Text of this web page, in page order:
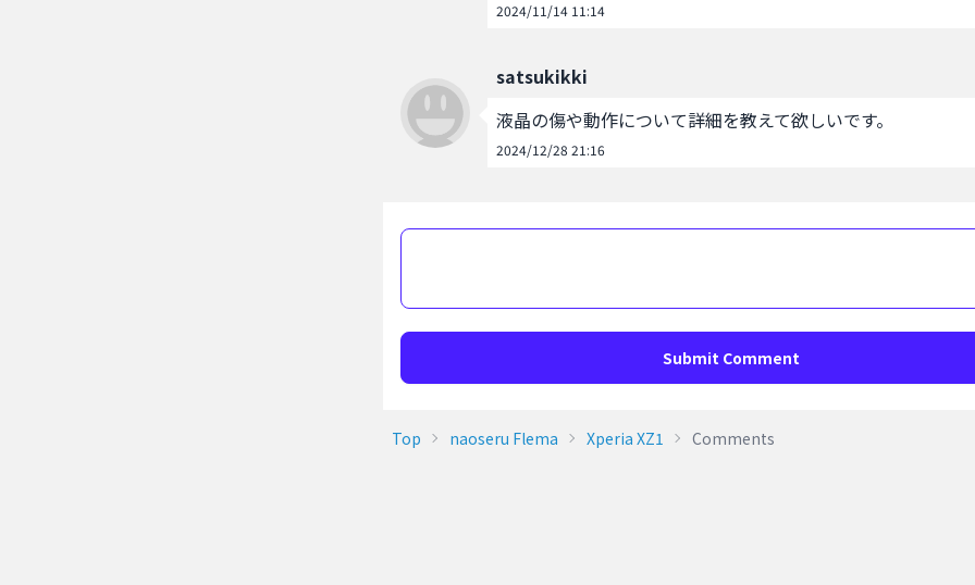
2024/11/14 11:14
satsukikki
液晶の傷や動作について詳細を教えて欲しいです。
2024/12/28 21:16
Submit Comment
Top naoseru Flema Xperia XZ1 Comments